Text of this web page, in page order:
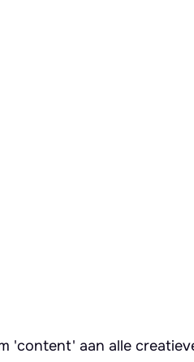
'content' aan alle